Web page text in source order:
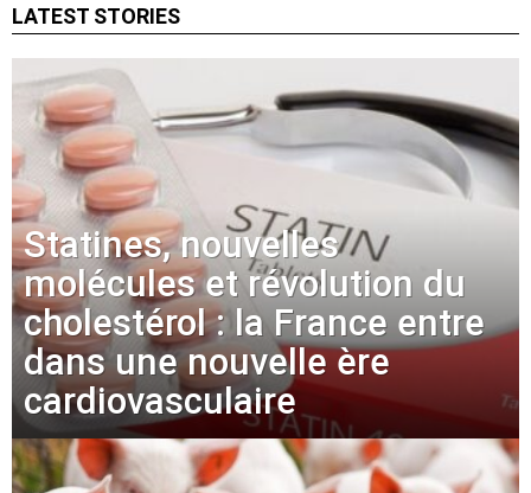
LATEST STORIES
Statines, nouvelles
molécules et révolution du
cholestérol : la France entre
dans une nouvelle ère
cardiovasculaire